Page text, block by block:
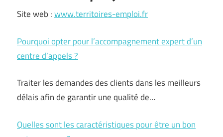
Site web :www.territoires-emploi.fr
Pourquoi opter pour l’accompagnement expert d’un
centre d’appels ?
Traiter les demandes des clients dans les meilleurs
délais afin de garantir une qualité de…
Quelles sont les caractéristiques pour être un bon